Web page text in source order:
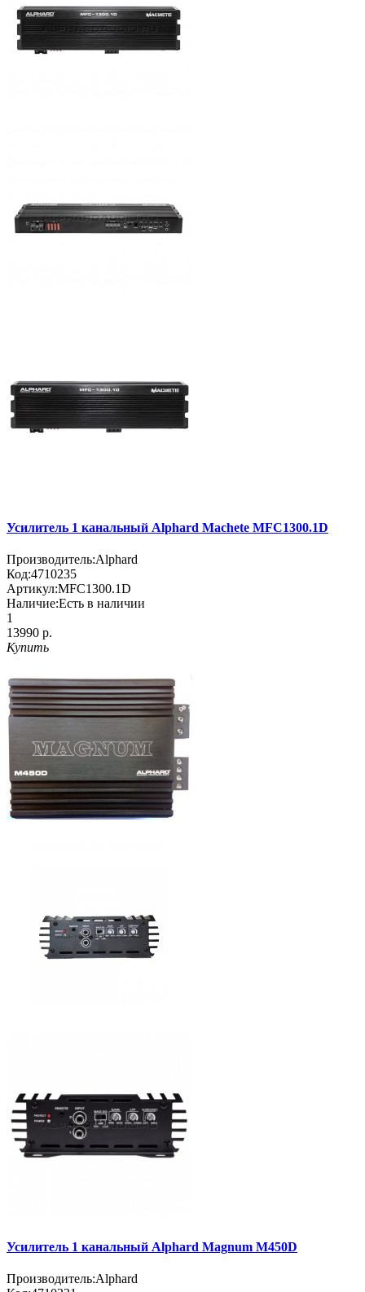
Усилитель 1 канальный Alphard Machete MFC1300.1D
Производитель:Alphard
Код:4710235
Артикул:MFC1300.1D
Наличие:Есть в наличии
1
13990 р.
Купить
Усилитель 1 канальный Alphard Magnum M450D
Производитель:Alphard